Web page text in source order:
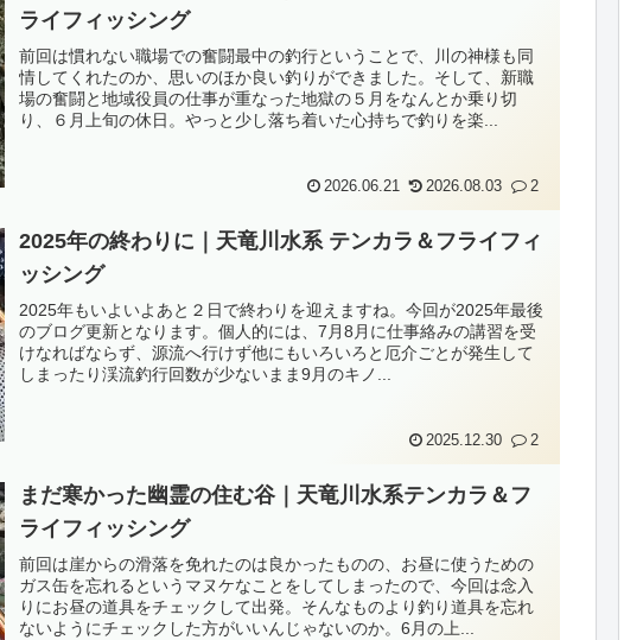
ライフィッシング
前回は慣れない職場での奮闘最中の釣行ということで、川の神様も同
情してくれたのか、思いのほか良い釣りができました。そして、新職
場の奮闘と地域役員の仕事が重なった地獄の５月をなんとか乗り切
り、６月上旬の休日。やっと少し落ち着いた心持ちで釣りを楽...
2026.06.21 2026.08.03 2
2025年の終わりに｜天竜川水系 テンカラ＆フライフィ
ッシング
2025年もいよいよあと２日で終わりを迎えますね。今回が2025年最後
のブログ更新となります。個人的には、7月8月に仕事絡みの講習を受
けなればならず、源流へ行けず他にもいろいろと厄介ごとが発生して
しまったり渓流釣行回数が少ないまま9月のキノ...
2025.12.30 2
まだ寒かった幽霊の住む谷｜天竜川水系テンカラ＆フ
ライフィッシング
前回は崖からの滑落を免れたのは良かったものの、お昼に使うための
ガス缶を忘れるというマヌケなことをしてしまったので、今回は念入
りにお昼の道具をチェックして出発。そんなものより釣り道具を忘れ
ないようにチェックした方がいいんじゃないのか。6月の上...